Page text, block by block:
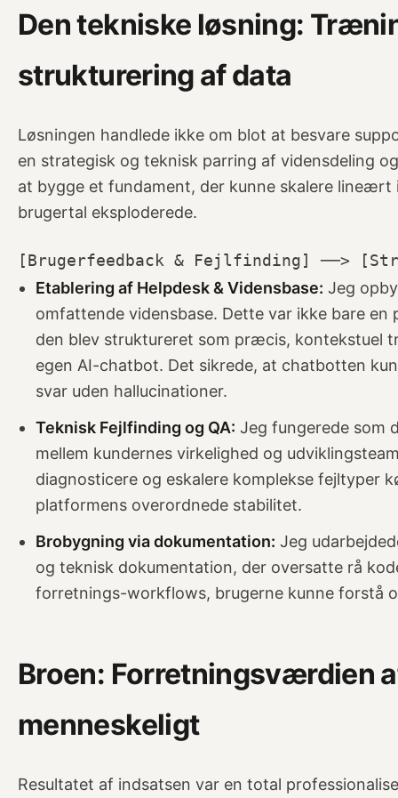
Den tekniske løsning:
strukturering af data
Løsningen handlede ikke om blot at besvare
en strategisk og teknisk parring af vidensdeling
at bygge et fundament, der kunne skalere
brugertal eksploderede.
Etablering af Helpdesk & Vidensbase: Jeg
omfattende vidensbase. Dette var ikke bare en
den blev struktureret som præcis, kontekstuel
egen AI-chatbot. Det sikrede, at chatbotten
svar uden hallucinationer.
Teknisk Fejlfinding og QA: Jeg fungerede som
mellem kundernes virkelighed og
diagnosticere og eskalere komplekse fejltyper
platformens overordnede stabilitet.
Brobygning via dokumentation: Jeg
og teknisk dokumentation, der oversatte rå
forretnings-workflows, brugerne kunne forstå
Broen: Forretningsværdien
menneskeligt
Resultatet af indsatsen var en total